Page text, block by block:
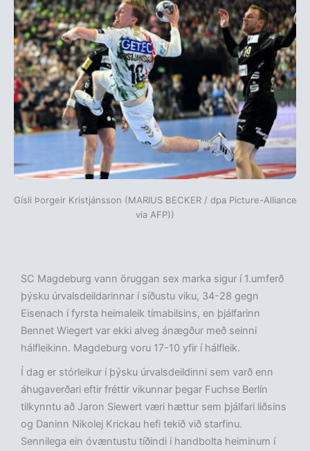
Gísli Þorgeir Kristjánsson (MARIUS BECKER / dpa Picture-Alliance
via AFP))
SC Magdeburg vann öruggan sex marka sigur í 1.umferð
þýsku úrvalsdeildarinnar í síðustu viku, 34-28 gegn
Eisenach í fyrsta heimaleik tímabilsins, en þjálfarinn
Bennet Wiegert var ekki alveg ánægður með seinni
hálfleikinn. Magdeburg voru 17-10 yfir í hálfleik.
Í dag er stórleikur í þýsku úrvalsdeildinni sem varð enn
áhugaverðari eftir fréttir vikunnar þegar Fuchse Berlín
tilkynntu að Jaron Siewert væri hættur sem þjálfari liðsins
og Daninn Nikolej Krickau hefi tekið við starfinu.
Sennilega ein óvæntustu tíðindi í handbolta heiminum í